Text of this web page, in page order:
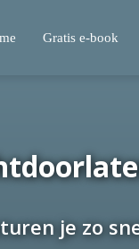
Gratis e-book
je zo